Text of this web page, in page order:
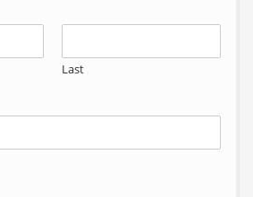
Last